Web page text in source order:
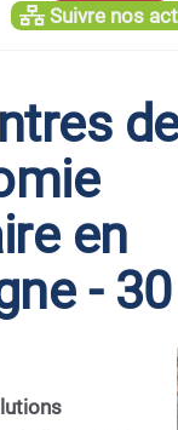
Suivre nos
en
-